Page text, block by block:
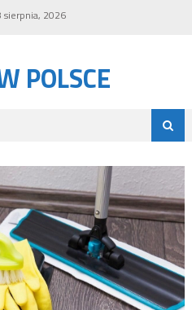
sierpnia, 2026
POLSCE